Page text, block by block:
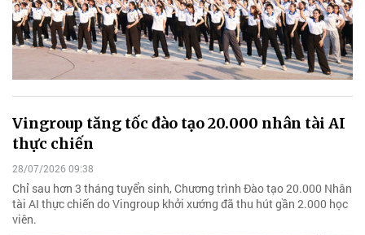
Vingroup tăng tốc đào tạo 20.000 nhân tài AI
thực chiến
28/07/2026 09:38
Chỉ sau hơn 3 tháng tuyển sinh, Chương trình Đào tạo 20.000 Nhân
tài AI thực chiến do Vingroup khởi xướng đã thu hút gần 2.000 học
viên.